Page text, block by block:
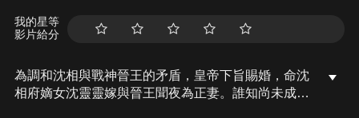
我的星等
影片給分
為調和沈相與戰神晉王的矛盾，皇帝下旨賜婚，命沈
相府嫡女沈靈靈嫁與晉王聞夜為正妻。誰知尚未成